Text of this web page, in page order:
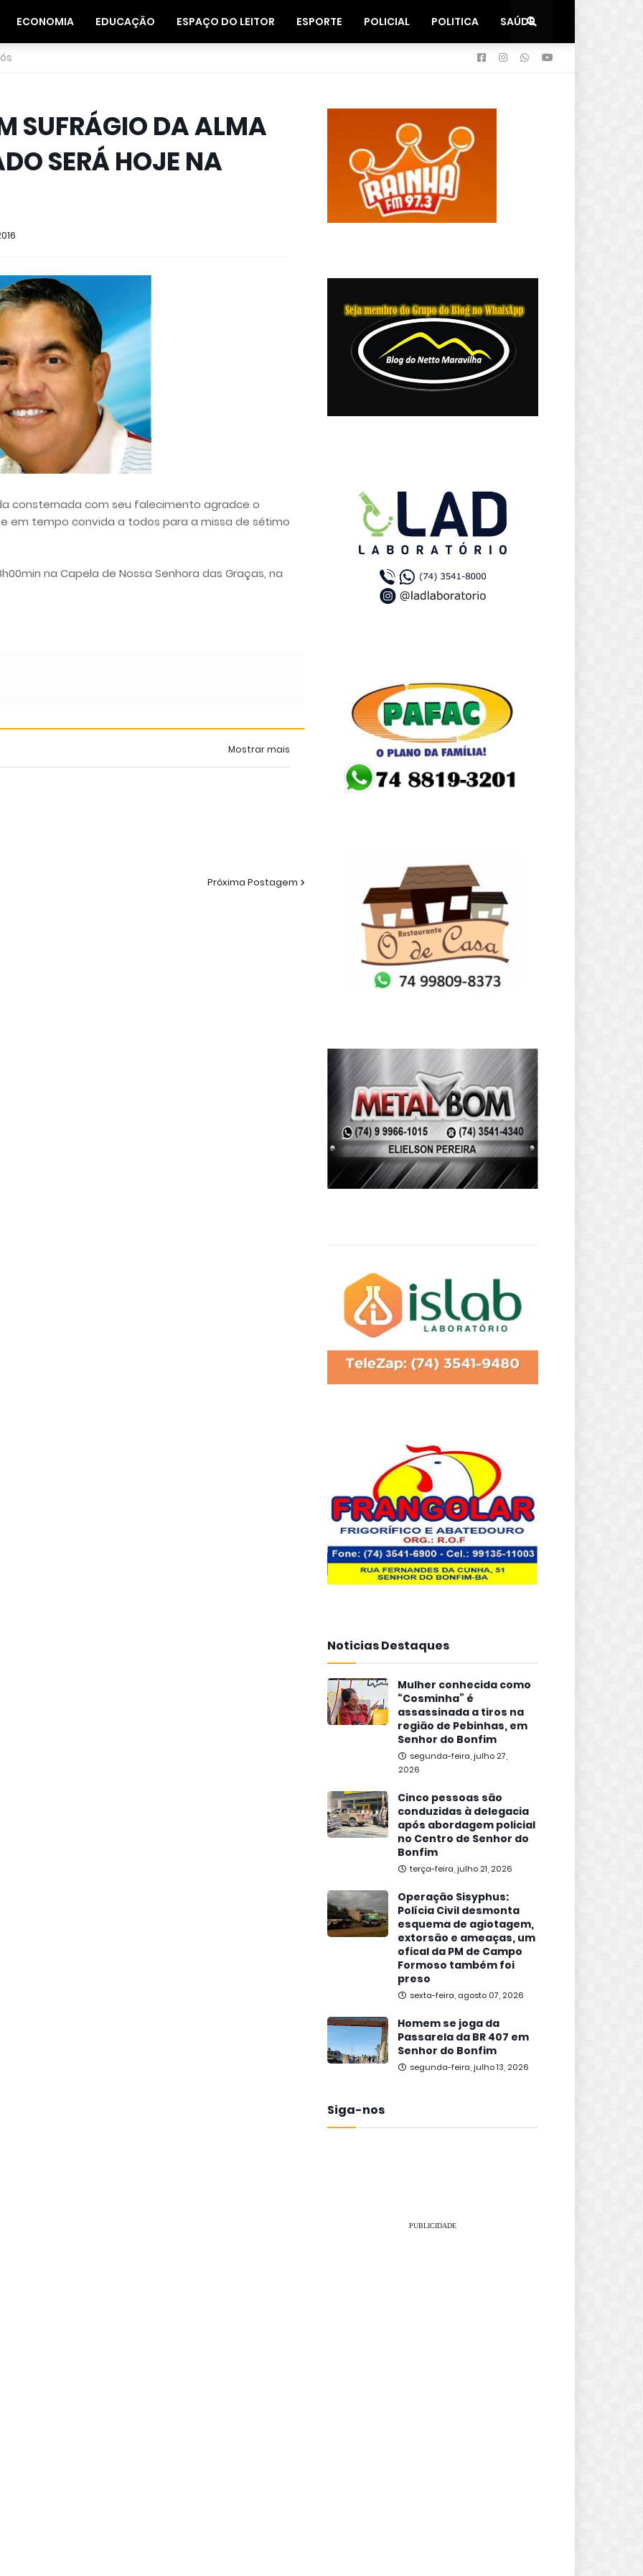
ECONOMIA EDUCAÇÃO ESPAÇO DO LEITOR ESPORTE POLICIAL POLITICA SAÚDE
SUFRÁGIO DA ALMA
SERÁ HOJE NA
consternada com seu falecimento agradce o
em tempo convida a todos para a missa de sétimo
na Capela de Nossa Senhora das Graças, na
Mostrar mais
Próxima Postagem
Noticias Destaques
Mulher conhecida como
“Cosminha” é
assassinada a tiros na
região de Pebinhas, em
Senhor do Bonfim
segunda-feira, julho 27,
2026
Cinco pessoas são
conduzidas à delegacia
após abordagem policial
no Centro de Senhor do
Bonfim
terça-feira, julho 21, 2026
Operação Sisyphus:
Polícia Civil desmonta
esquema de agiotagem,
extorsão e ameaças, um
ofical da PM de Campo
Formoso também foi
preso
sexta-feira, agosto 07, 2026
Homem se joga da
Passarela da BR 407 em
Senhor do Bonfim
segunda-feira, julho 13, 2026
Siga-nos
PUBLICIDADE